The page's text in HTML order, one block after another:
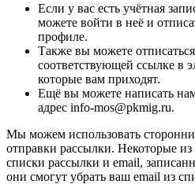
Если у вас есть учётная
можете войти в неё и
профиле.
Также вы можете
соответствующей ссылке в
которые вам приходят.
Ещё вы можете написать
адрес info-mos@pkmig.ru.
Мы можем использовать
отправки рассылки. Некоторые
списки рассылки и email,
они смогут убрать ваш email из